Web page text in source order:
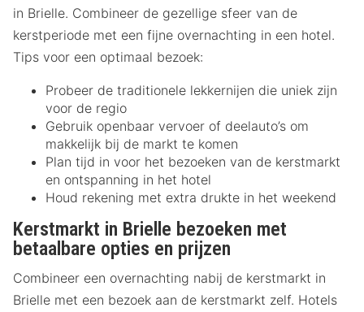
in Brielle. Combineer de gezellige sfeer van de
kerstperiode met een fijne overnachting in een hotel.
Tips voor een optimaal bezoek:
Probeer de traditionele lekkernijen die uniek zijn
voor de regio
Gebruik openbaar vervoer of deelauto’s om
makkelijk bij de markt te komen
Plan tijd in voor het bezoeken van de kerstmarkt
en ontspanning in het hotel
Houd rekening met extra drukte in het weekend
Kerstmarkt in Brielle bezoeken met
betaalbare opties en prijzen
Combineer een overnachting nabij de kerstmarkt in
Brielle met een bezoek aan de kerstmarkt zelf. Hotels